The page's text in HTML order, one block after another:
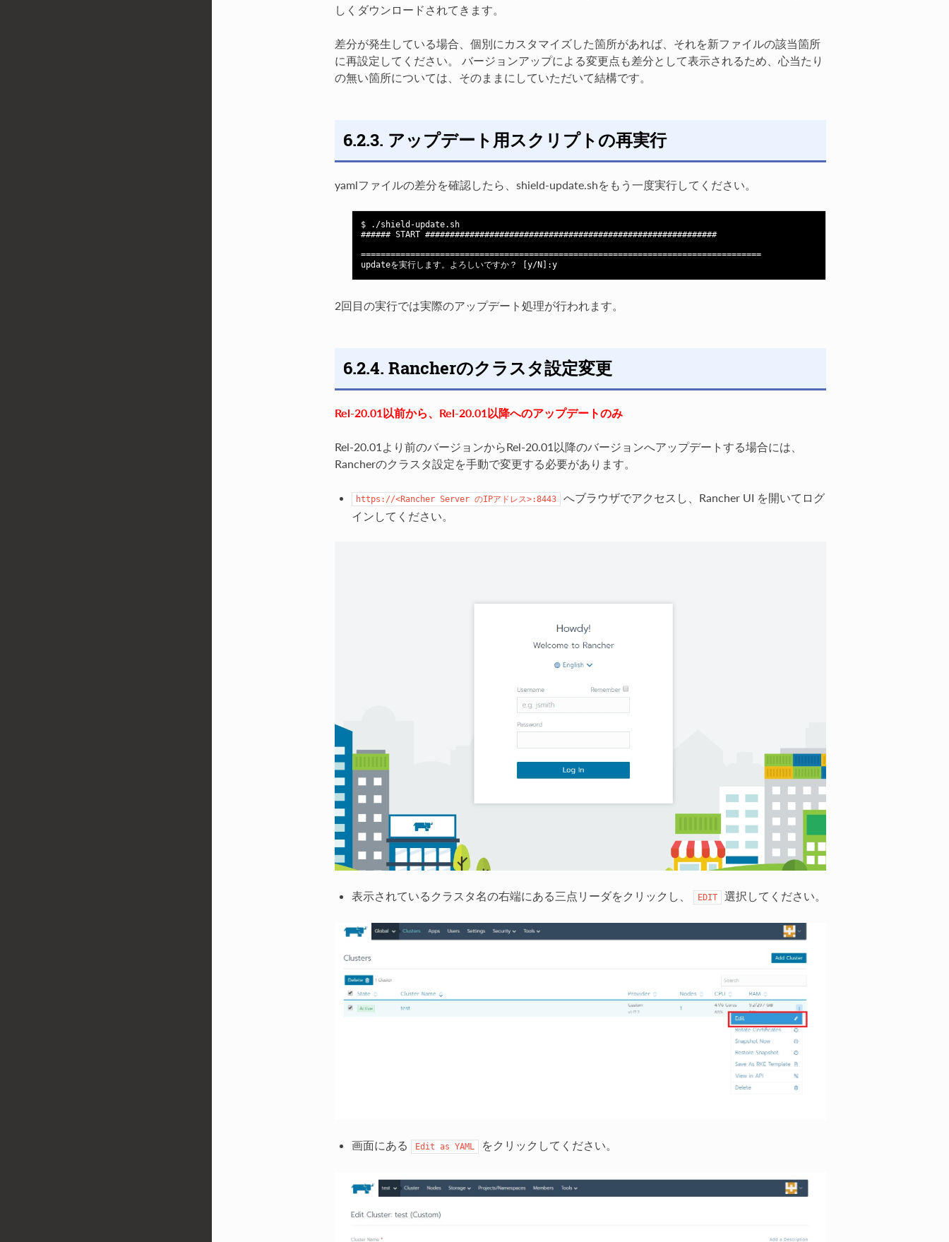
しくダウンロードされてきます。
差分が発生している場合、個別にカスタマイズした箇所があれば、それを新ファイルの該当箇所
に再設定してください。 バージョンアップによる変更点も差分として表示されるため、心当たり
の無い箇所については、そのままにしていただいて結構です。
6.2.3. アップデート用スクリプトの再実行
yamlファイルの差分を確認したら、shield-update.shをもう一度実行してください。
$ ./shield-update.sh
###### START ###########################################################
=================================================================================
updateを実行します。よろしいですか？ [y/N]:y
2回目の実行では実際のアップデート処理が行われます。
6.2.4. Rancherのクラスタ設定変更
Rel-20.01以前から、Rel-20.01以降へのアップデートのみ
Rel-20.01より前のバージョンからRel-20.01以降のバージョンへアップデートする場合には、
Rancherのクラスタ設定を手動で変更する必要があります。
https://<Rancher Server のIPアドレス>:8443
へブラウザでアクセスし、Rancher UI を開いてログ
インしてください。
表示されているクラスタ名の右端にある三点リーダをクリックし、 EDIT 選択してください。
画面にある Edit as YAML をクリックしてください。